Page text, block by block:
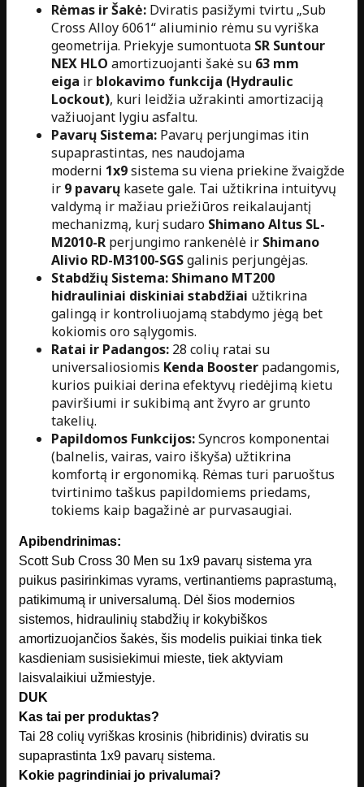
Rėmas ir Šakė: Dviratis pasižymi tvirtu „Sub
Cross Alloy 6061“ aliuminio rėmu su vyriška
geometrija. Priekyje sumontuota SR Suntour
NEX HLO amortizuojanti šakė su 63 mm
eiga ir blokavimo funkcija (Hydraulic
Lockout), kuri leidžia užrakinti amortizaciją
važiuojant lygiu asfaltu.
Pavarų Sistema: Pavarų perjungimas itin
supaprastintas, nes naudojama
moderni 1x9sistema su viena priekine žvaigžde
ir 9 pavarų kasete gale. Tai užtikrina intuityvų
valdymą ir mažiau priežiūros reikalaujantį
mechanizmą, kurį sudaro Shimano Altus SL-
M2010-R perjungimo rankenėlė ir Shimano
Alivio RD-M3100-SGSgalinis perjungėjas.
Stabdžių Sistema: Shimano MT200
hidrauliniai diskiniai stabdžiai užtikrina
galingą ir kontroliuojamą stabdymo jėgą bet
kokiomis oro sąlygomis.
Ratai ir Padangos: 28 colių ratai su
universaliosiomis Kenda Booster padangomis,
kurios puikiai derina efektyvų riedėjimą kietu
paviršiumi ir sukibimą ant žvyro ar grunto
takelių.
Papildomos Funkcijos:Syncros komponentai
(balnelis, vairas, vairo iškyša) užtikrina
komfortą ir ergonomiką. Rėmas turi paruoštus
tvirtinimo taškus papildomiems priedams,
tokiems kaip bagažinė ar purvasaugiai.
Apibendrinimas:
Scott Sub Cross 30 Men su 1x9 pavarų sistema yra
puikus pasirinkimas vyrams, vertinantiems paprastumą,
patikimumą ir universalumą. Dėl šios modernios
sistemos, hidraulinių stabdžių ir kokybiškos
amortizuojančios šakės, šis modelis puikiai tinka tiek
kasdieniam susisiekimui mieste, tiek aktyviam
laisvalaikiui užmiestyje.
DUK
Kas tai per produktas?
Tai 28 colių vyriškas krosinis (hibridinis) dviratis su
supaprastinta 1x9 pavarų sistema.
Kokie pagrindiniai jo privalumai?